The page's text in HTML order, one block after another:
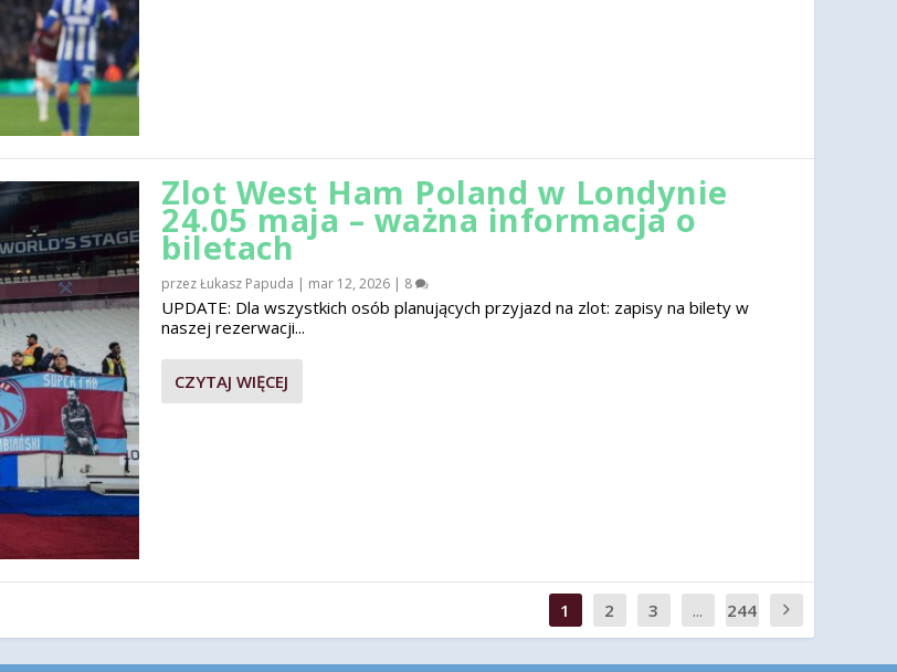
Zlot West Ham Poland w Londynie
24.05 maja – ważna informacja o
biletach
przezŁukasz Papuda | mar 12, 2026 | 8
UPDATE: Dla wszystkich osób planujących przyjazd na zlot: zapisy na bilety w
naszej rezerwacji...
CZYTAJ WIĘCEJ
1 2 3 ...
244
0